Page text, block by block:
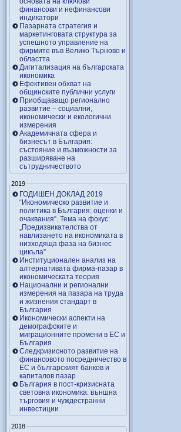
финансови и нефинансови
индикатори
Пазарната стратегия и
маркетинговата структура за
успешното управление на
фирмите във Велико Търново и
областта
Дигитализация на българската
икономика
Ефективен обхват на
общинските публични услуги
Приобщаващо регионално
развитие – социални,
икономически и екологични
измерения
Академичната сфера и
бизнесът в България:
състояние и възможности за
разширяване на
сътрудничеството
2019
ГОДИШЕН ДОКЛАД 2019
“Икономическо развитие и
политика в България: оценки и
очаквания”. Тема на фокус:
„Предизвикателства от
навлизането на икономиката в
низходяща фаза на бизнес
цикъла”
Институционален анализ на
алтернативата фирма-пазар в
икономическата теория
Национални и регионални
измерения на пазара на труда
и жизнения стандарт в
България
Икономически аспекти на
демографските и
миграционните промени в ЕС и
България
Следкризисното развитие на
финансовото посредничество в
ЕС и българският банков и
капиталов пазар
България в пост-кризисната
световна икономика: външна
търговия и чуждестранни
инвестиции
2018